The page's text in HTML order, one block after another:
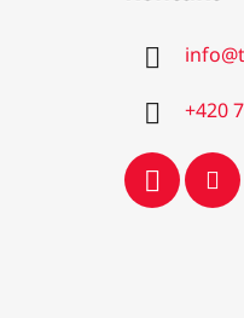
info@
+420